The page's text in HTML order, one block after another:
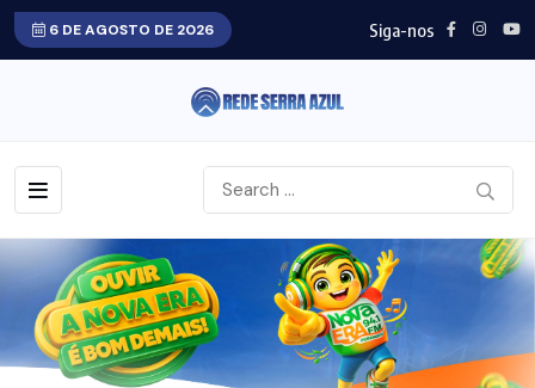
6 DE AGOSTO DE 2026 Siga-nos